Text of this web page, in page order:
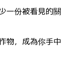
一份被看見的關
物，成為你手中